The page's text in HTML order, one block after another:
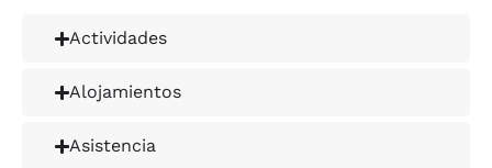
Actividades
Alojamientos
Asistencia